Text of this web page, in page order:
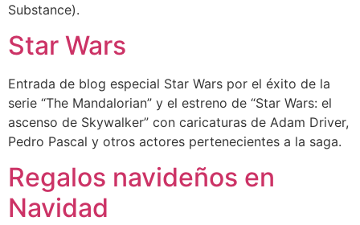
Substance).
Star Wars
Entrada de blog especial Star Wars por el éxito de la
serie “The Mandalorian” y el estreno de “Star Wars: el
ascenso de Skywalker” con caricaturas de Adam Driver,
Pedro Pascal y otros actores pertenecientes a la saga.
Regalos navideños en
Navidad